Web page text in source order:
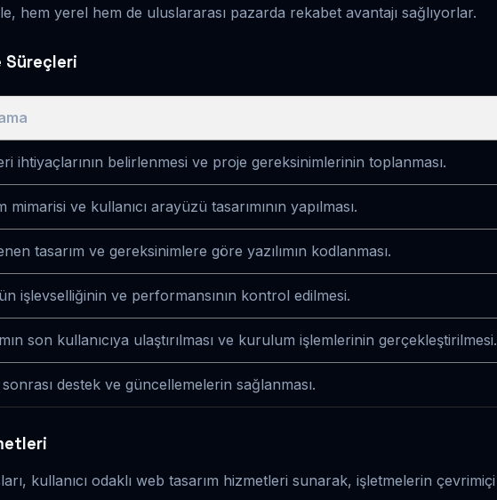
hem yerel hem de uluslararası pazarda rekabet avantajı sağlıyorlar.
Süreçleri
ihtiyaçlarının belirlenmesi ve proje gereksinimlerinin toplanması.
mimarisi ve kullanıcı arayüzü tasarımının yapılması.
tasarım ve gereksinimlere göre yazılımın kodlanması.
işlevselliğinin ve performansının kontrol edilmesi.
son kullanıcıya ulaştırılması ve kurulum işlemlerinin gerçekleştirilmesi.
destek ve güncellemelerin sağlanması.
kullanıcı odaklı web tasarım hizmetleri sunarak, işletmelerin çevrimiçi